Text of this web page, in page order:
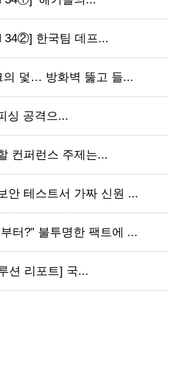
34②] 한국팀 데프...
의 덫… 방화벽 뚫고 들...
싱 공격으...
컨퍼런스 주제는...
안 테스트서 가짜 신원 ...
터?” 불투명한 팩트에 ...
션 리포트] 국...